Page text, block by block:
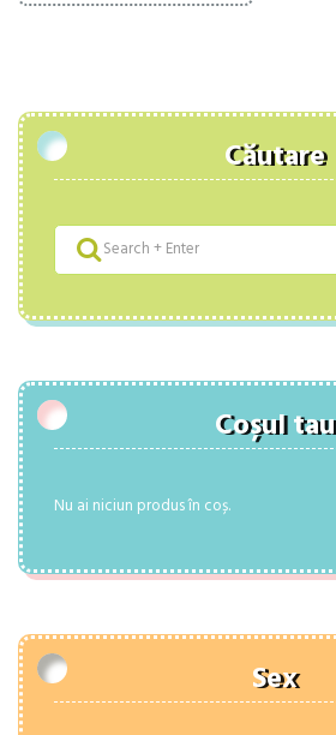
Căutare
Coșul tau
Nu ai niciun produs în coș.
Sex